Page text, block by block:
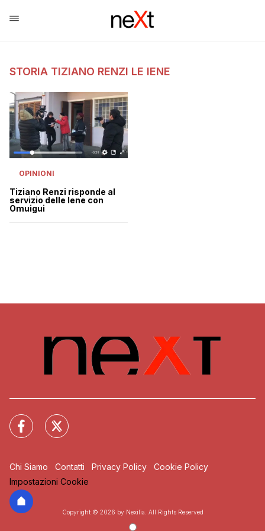
STORIA TIZIANO RENZI LE IENE
OPINIONI
Tiziano Renzi risponde al
servizio delle Iene con
Omuigui
Chi Siamo Contatti Privacy Policy
Cookie Policy
Impostazioni Cookie
Copyright © 2026 by Nexilia. All Rights Reserved